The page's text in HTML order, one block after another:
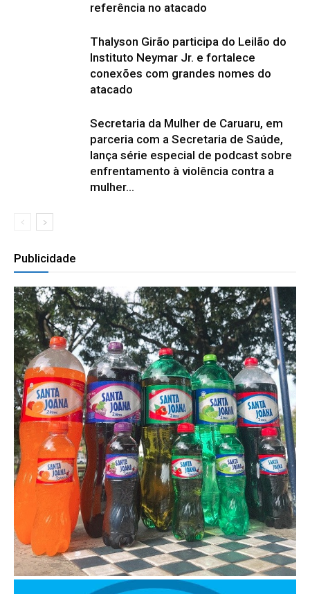
referência no atacado
Thalyson Girão participa do Leilão do
Instituto Neymar Jr. e fortalece
conexões com grandes nomes do
atacado
Secretaria da Mulher de Caruaru, em
parceria com a Secretaria de Saúde,
lança série especial de podcast sobre
enfrentamento à violência contra a
mulher...
Publicidade